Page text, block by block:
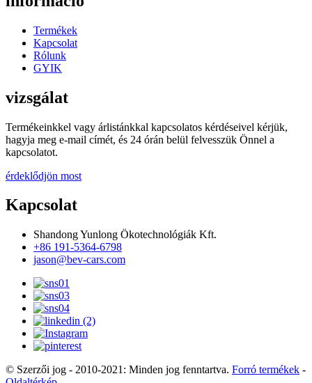
Termékek
Kapcsolat
Rólunk
GYIK
vizsgálat
Termékeinkkel vagy árlistánkkal kapcsolatos kérdéseivel kérjük,
hagyja meg e-mail címét, és 24 órán belül felvesszük Önnel a
kapcsolatot.
érdeklődjön most
Kapcsolat
Shandong Yunlong Ökotechnológiák Kft.
+86 191-5364-6798
jason@bev-cars.com
© Szerzői jog - 2010-2021: Minden jog fenntartva. Forró termékek -